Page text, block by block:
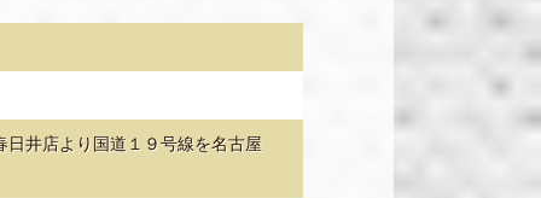
井店より国道１９号線を名古屋